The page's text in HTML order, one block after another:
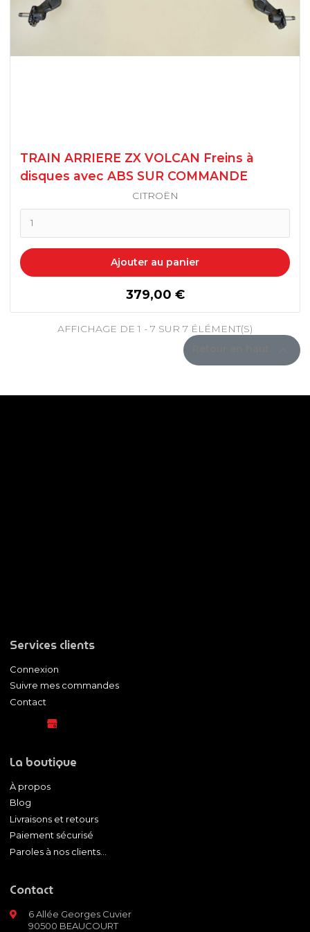
TRAIN ARRIERE ZX VOLCAN Freins à
disques avec ABS SUR COMMANDE
CITROËN
Ajouter au panier
prix
379,00 €
AFFICHAGE DE 1 - 7 SUR 7 ÉLÉMENT(S)
Services clients
Connexion
Suivre mes commandes
Contact
La boutique
À propos
Blog
Livraisons et retours
Paiement sécurisé
Paroles à nos clients...
Contact
6 Allée Georges Cuvier
90500 BEAUCOURT